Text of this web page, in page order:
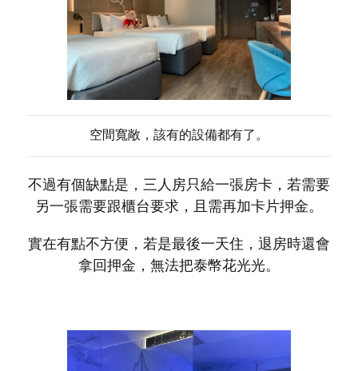
空間寬敞，該有的設備都有了。
不過有個缺點是，三人房只給一張房卡，若需要
另一張需要跟櫃台要求，且需再加卡片押金。
實在有點不方便，若是最後一天住，退房時還會
拿回押金，無法把泰幣花光光。